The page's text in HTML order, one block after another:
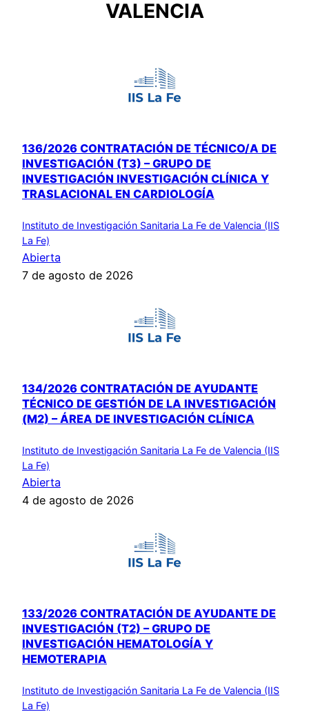
VALENCIA
136/2026 CONTRATACIÓN DE TÉCNICO/A DE
INVESTIGACIÓN (T3) – GRUPO DE
INVESTIGACIÓN INVESTIGACIÓN CLÍNICA Y
TRASLACIONAL EN CARDIOLOGÍA
Instituto de Investigación Sanitaria La Fe de Valencia (IIS
La Fe)
Abierta
7 de agosto de 2026
134/2026 CONTRATACIÓN DE AYUDANTE
TÉCNICO DE GESTIÓN DE LA INVESTIGACIÓN
(M2) – ÁREA DE INVESTIGACIÓN CLÍNICA
Instituto de Investigación Sanitaria La Fe de Valencia (IIS
La Fe)
Abierta
4 de agosto de 2026
133/2026 CONTRATACIÓN DE AYUDANTE DE
INVESTIGACIÓN (T2) – GRUPO DE
INVESTIGACIÓN HEMATOLOGÍA Y
HEMOTERAPIA
Instituto de Investigación Sanitaria La Fe de Valencia (IIS
La Fe)